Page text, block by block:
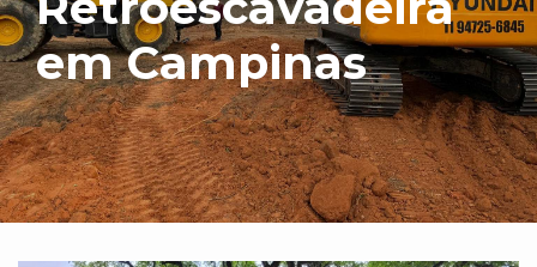
em Campinas